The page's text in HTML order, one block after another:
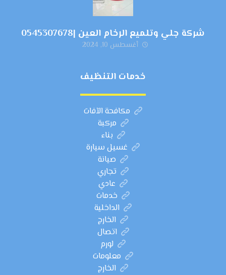
شركة جلي وتلميع الرخام العين |0545307678
أغسطس 10, 2024
خدمات التنظيف
مكافحة الآفات
مركبة
بناء
غسيل سيارة
صيانة
تجاري
عادي
خدمات
الداخلية
الخارج
اتصال
لورم
معلومات
الخارج